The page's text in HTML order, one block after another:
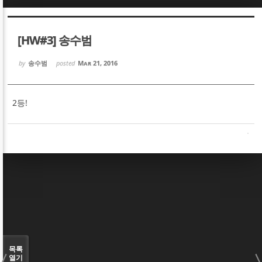
[HW#3] 송수범
by 송수범 posted Mar 21, 2016
2등!
목록
열기
Sketchbook5, 스케치북5
Sketchbook5, 스케치북5
Sketchbook5, 스케치북5
Sketchbook5, 스케치북5